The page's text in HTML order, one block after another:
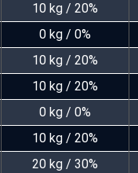
10 kg / 20%
0 kg / 0%
10 kg / 20%
10 kg / 20%
0 kg / 0%
10 kg / 20%
20 kg / 30%